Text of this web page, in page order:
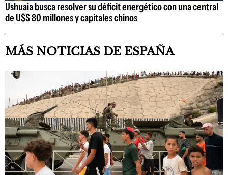
Ushuaia busca resolver su déficit energético con una central
de U$S 80 millones y capitales chinos
MÁS NOTICIAS DE ESPAÑA